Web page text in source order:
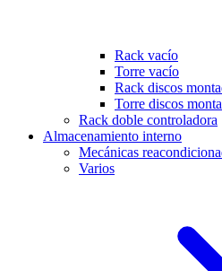
Rack vacío
Torre vacío
Rack discos
Torre discos
Rack doble controladora
Almacenamiento interno
Mecánicas
Varios